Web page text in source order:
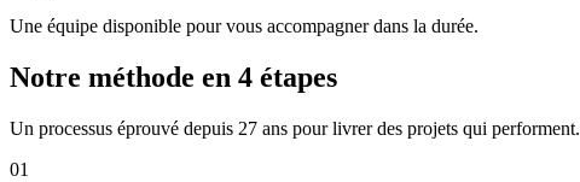
Une équipe disponible pour vous accompagner dans la durée.
Notre méthode en 4 étapes
Un processus éprouvé depuis 27 ans pour livrer des projets qui performent.
01